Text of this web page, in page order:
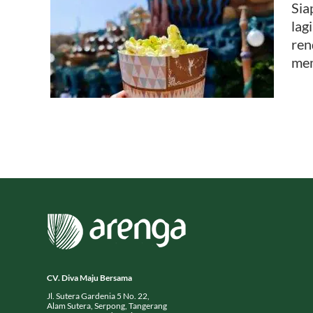
CV. Diva Maju Bersama
Jl. Sutera Gardenia 5 No. 22,
Alam Sutera, Serpong, Tangerang